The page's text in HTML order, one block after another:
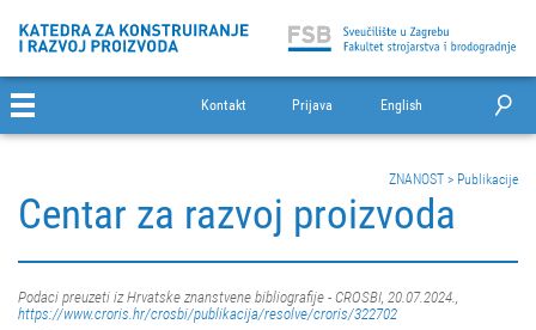
Kontakt Prijava English
ZNANOST > Publikacije
Centar za razvoj proizvoda
Podaci preuzeti iz Hrvatske znanstvene bibliografije - CROSBI, 20.07.2024.,
https://www.croris.hr/crosbi/publikacija/resolve/croris/322702